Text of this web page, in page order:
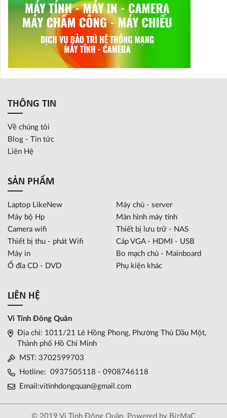
THÔNG TIN
Về chúng tôi
Blog - Tin tức
Liên Hệ
SẢN PHẨM
Laptop LikeNew
Máy chủ - server
Máy bộ Hp
Màn hình máy tính
Camera wifi
Thiết bị lưu trữ - NAS
Thiết bị thu - phát Wifi
Cáp VGA - HDMI - USB
Máy in
Bo mạch chủ - Mainboard
Ổ đĩa CD - DVD
Phụ kiện khác
LIÊN HỆ
Vi Tính Đông Quân
Địa chỉ: 1011/21 Lê Hồng Phong, Phường Thủ Dầu Một,
Thành phố Hồ Chí Minh
MST: 3702599703
Hotline: 0937505118 - 0908746118
Email:vitinhdongquan@gmail.com
© 2019 Vi Tính Đông Quân. Powered by BizMaC